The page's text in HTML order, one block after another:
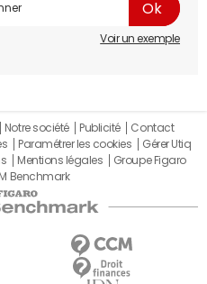
Voir un exemple
Notre société Publicité
Contact
Paramétrer les cookies
Gérer Utiq
Mentions légales
Groupe Figaro
Benchmark